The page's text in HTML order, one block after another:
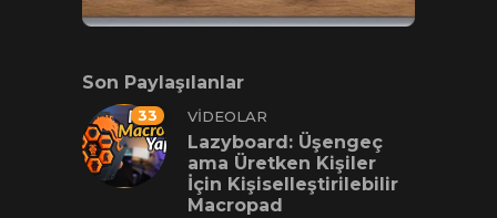
Son Paylaşılanlar
33 VIDEOLAR
Lazyboard: Üşengeç
ama Üretken Kişiler
İçin Kişiselleştirilebilir
Macropad